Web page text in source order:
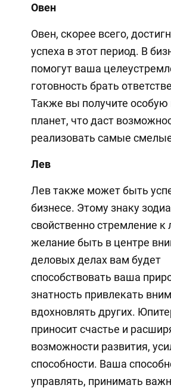
Овен
Овен, скорее всего,
успеха в этот период. В
помогут ваша
готовность брать
Также вы получите
планет, что даст
реализовать самые
Лев
Лев также может быть
бизнесе. Этому знаку
свойственно стремление к
желание быть в центре
деловых делах вам будет
способствовать ваша
знатность привлекать
вдохновлять других.
приносит счастье и
возможности развития,
способности. Ваша
управлять, принимать